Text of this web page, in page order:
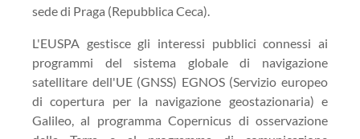
sede di Praga (Repubblica Ceca).
L'EUSPA gestisce gli interessi pubblici connessi ai
programmi del sistema globale di navigazione
satellitare dell'UE (GNSS) EGNOS (Servizio europeo
di copertura per la navigazione geostazionaria) e
Galileo, al programma Copernicus di osservazione